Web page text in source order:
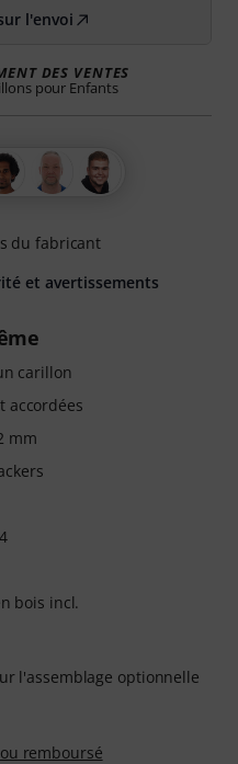
carillon
accordées
mm
bois incl.
l'assemblage optionnelle
remboursé
l'envoi
DES VENTES
pour Enfants
du fabricant
et avertissements